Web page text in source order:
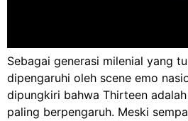
Sebagai generasi milenial yang
dipengaruhi oleh scene emo
dipungkiri bahwa Thirteen
paling berpengaruh. Meski